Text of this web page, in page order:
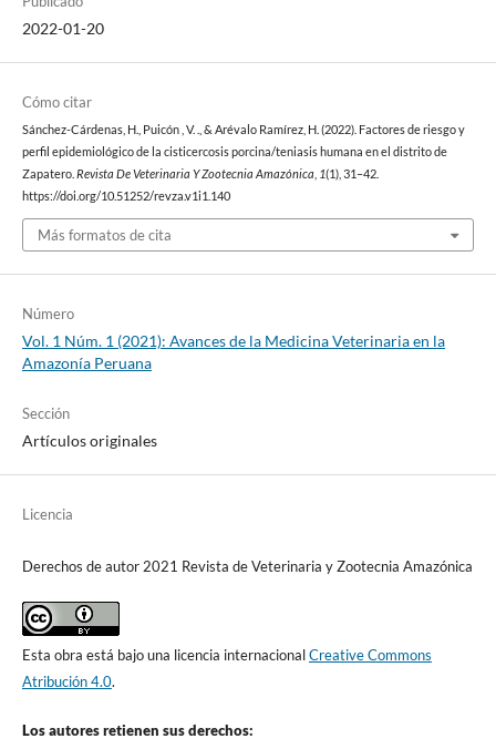
2022-01-20
Cómo citar
Sánchez-Cárdenas, H., Puicón , V. ., & Arévalo Ramírez, H. (2022). Factores de riesgo y
perfil epidemiológico de la cisticercosis porcina/teniasis humana en el distrito de
Zapatero. Revista De Veterinaria Y Zootecnia Amazónica 1(1), 31–42.
https://doi.org/10.51252/revza.v1i1.140
Más formatos de cita
Número
Vol. 1 Núm. 1 (2021): Avances de la Medicina Veterinaria en la
Amazonía Peruana
Sección
Artículos originales
Licencia
Derechos de autor 2021 Revista de Veterinaria y Zootecnia Amazónica
Esta obra está bajo una licencia internacionalCreative Commons
Atribución 4.0.
Los autores retienen sus derechos: